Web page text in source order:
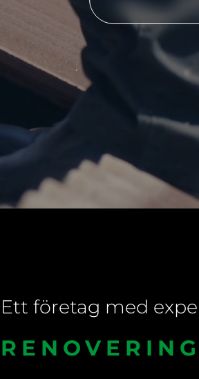
Ett företag med